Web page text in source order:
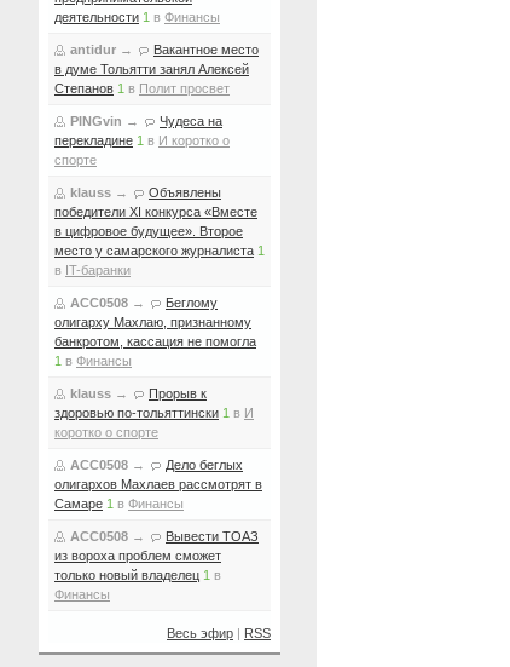
деятельности 1 в Финансы
antidur →
Вакантное место
в думе Тольятти занял Алексей
Степанов 1 в Полит просвет
PINGvin →
Чудеса на
перекладине 1 в И коротко о
спорте
klauss →
Объявлены
победители XI конкурса «Вместе
в цифровое будущее». Второе
место у самарского журналиста 1
в IT-баранки
ACC0508 →
Беглому
олигарху Махлаю, признанному
банкротом, кассация не помогла
1 в Финансы
klauss →
Прорыв к
здоровью по-тольяттински 1 в И
коротко о спорте
ACC0508 →
Дело беглых
олигархов Махлаев рассмотрят в
Самаре 1 в Финансы
ACC0508 →
Вывести ТОАЗ
из вороха проблем сможет
только новый владелец 1 в
Финансы
Весь эфир | RSS